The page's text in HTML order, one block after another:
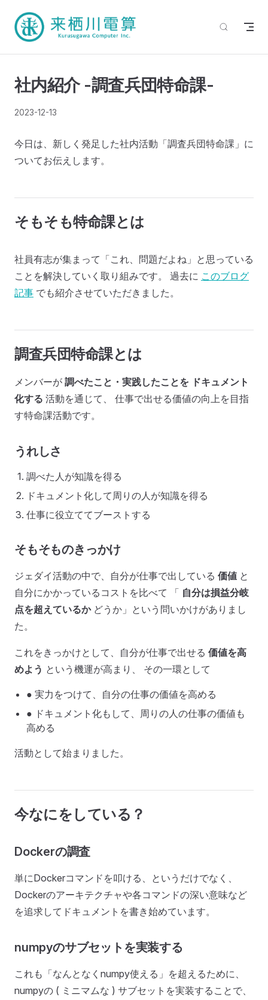
社内紹介 -調査兵団特命課-
2023-12-13
今日は、新しく発足した社内活動「調査兵団特命課」に
ついてお伝えします。
そもそも特命課とは
社員有志が集まって「これ、問題だよね」と思っている
ことを解決していく取り組みです。 過去に このブログ
記事 でも紹介させていただきました。
調査兵団特命課とは
メンバーが 調べたこと・実践したことを ドキュメント
化する 活動を通じて、 仕事で出せる価値の向上を目指
す特命課活動です。
うれしさ
調べた人が知識を得る
ドキュメント化して周りの人が知識を得る
仕事に役立ててブーストする
そもそものきっかけ
ジェダイ活動の中で、自分が仕事で出している 価値 と
自分にかかっているコストを比べて 「 自分は損益分岐
点を超えているかどうか」という問いかけがありまし
た。
これをきっかけとして、自分が仕事で出せる 価値を高
めよう という機運が高まり、 その一環として
● 実力をつけて、自分の仕事の価値を高める
● ドキュメント化もして、周りの人の仕事の価値も
高める
活動として始まりました。
今なにをしている？
Dockerの調査
単にDockerコマンドを叩ける、というだけでなく、
Dockerのアーキテクチャや各コマンドの深い意味など
を追求してドキュメントを書き始めています。
numpyのサブセットを実装する
これも「なんとなくnumpy使える」を超えるために、
numpyの ( ミニマムな ) サブセットを実装することで、